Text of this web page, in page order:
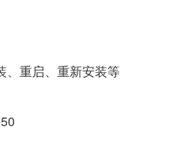
、重启、重新安装等